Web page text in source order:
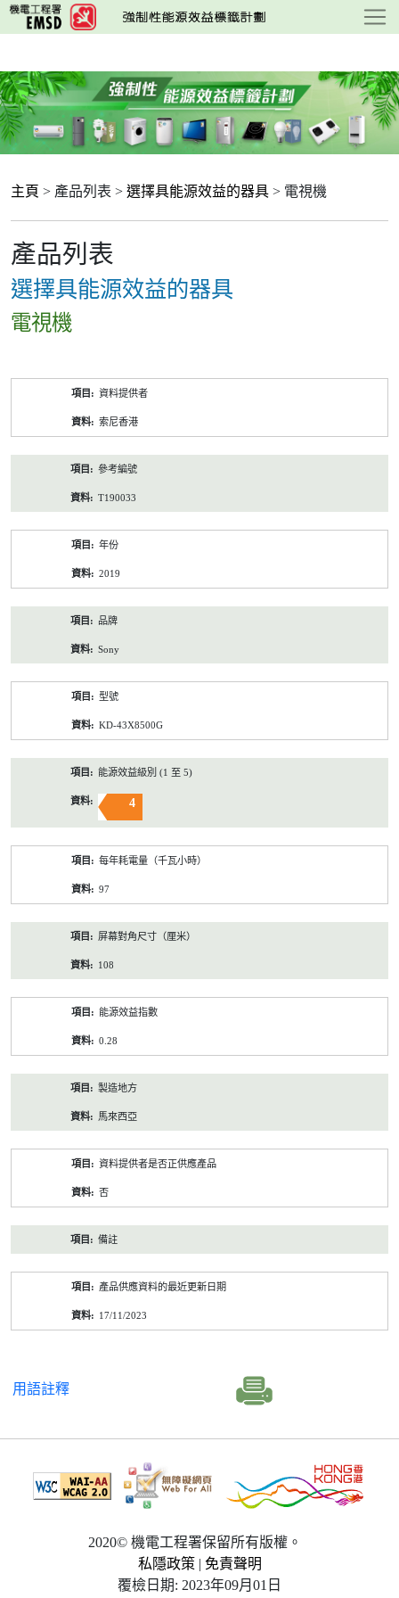
跳
至
要
內
容
主頁 > 產品列表 > 選擇具能源效益的器具 > 電視機
產品列表
選擇具能源效益的器具
電視機
資料提供者
索尼香港
參考編號
T190033
年份
2019
品牌
Sony
型號
KD-43X8500G
能源效益級別 (1 至 5)
4
每年耗電量（千瓦小時）
97
屏幕對角尺寸（厘米）
108
能源效益指數
0.28
製造地方
馬來西亞
資料提供者是否正供應產品
否
備註
產品供應資料的最近更新日期
17/11/2023
用語註釋
2020© 機電工程署保留所有版權。
私隱政策 | 免責聲明
覆檢日期: 2023年09月01日